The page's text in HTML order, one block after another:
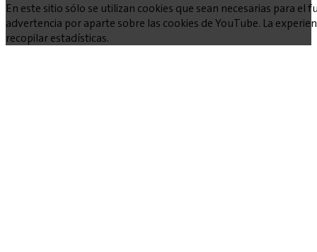
En este sitio sólo se utilizan cookies que sean necesarias para
advertencia por aparte sobre las cookies de YouTube. La
recopilar estadísticas.